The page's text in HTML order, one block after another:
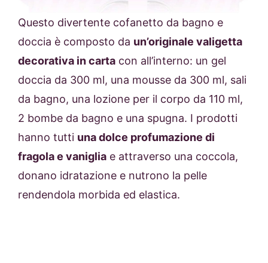
Questo divertente cofanetto da bagno e
doccia è composto da un’originale valigetta
decorativa in carta con all’interno: un gel
doccia da 300 ml, una mousse da 300 ml, sali
da bagno, una lozione per il corpo da 110 ml,
2 bombe da bagno e una spugna. I prodotti
hanno tutti una dolce profumazione di
fragola e vaniglia e attraverso una coccola,
donano idratazione e nutrono la pelle
rendendola morbida ed elastica.